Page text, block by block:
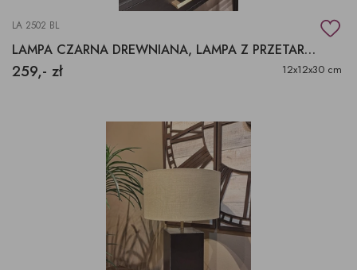
LA 2502 BL
LAMPA CZARNA DREWNIANA, LAMPA Z PRZETARCIAMI
259,- zł 12x12x30 cm